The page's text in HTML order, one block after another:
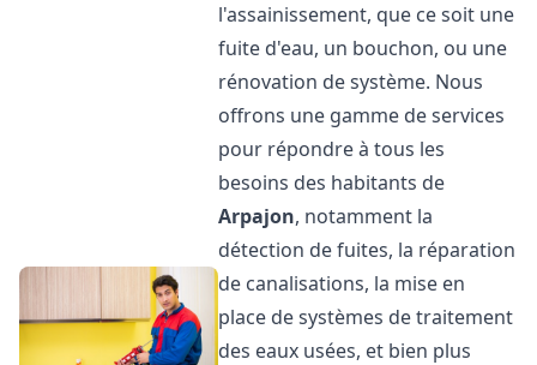
l'assainissement, que ce soit une
fuite d'eau, un bouchon, ou une
rénovation de système. Nous
offrons une gamme de services
pour répondre à tous les
besoins des habitants de
Arpajon, notamment la
détection de fuites, la réparation
de canalisations, la mise en
place de systèmes de traitement
des eaux usées, et bien plus